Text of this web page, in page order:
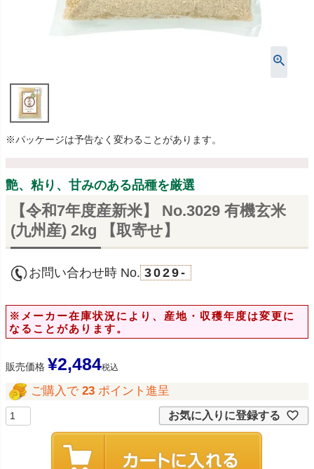
※パッケージは予告なく変わることがあります。
艶、粘り、甘みのある品種を厳選
【令和7年度産新米】 No.3029 有機玄米
(九州産) 2kg 【取寄せ】
お問い合わせ時 No. 3029-
※メーカー在庫状況により、産地・収穫年度は変更に
なることがあります。
販売価格 ¥2,484税込
ご購入で 23 ポイント進呈
お気に入りに登録する